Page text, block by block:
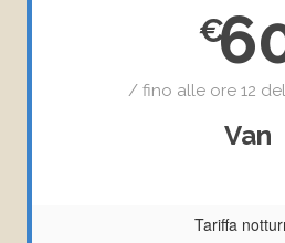
/ fino alle ore 12
Van
Tariffa